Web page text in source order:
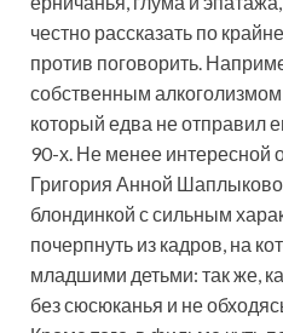
честно рассказать по
против поговорить.
собственным
который едва не отправил
90-х. Не менее интересной
Григория Анной
блондинкой с сильным
почерпнуть из кадров, на
младшими детьми: так же,
без сюсюканья и не